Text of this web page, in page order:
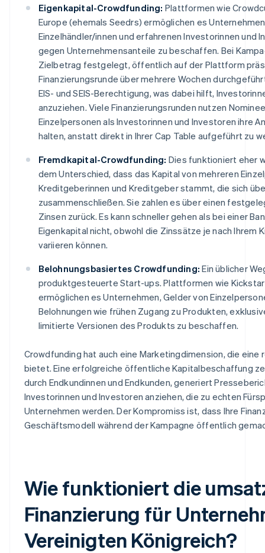
Eigenkapital-Crowdfunding: Plattformen wie
Europe (ehemals Seedrs) ermöglichen es
Einzelhändler/innen und erfahrenen Investorinnen und
gegen Unternehmensanteile zu beschaffen. Bei
Zielbetrag festgelegt, öffentlich auf der Plattform
Finanzierungsrunde über mehrere Wochen
EIS- und SEIS-Berechtigung, was dabei hilft,
anzuziehen. Viele Finanzierungsrunden nutzen
Einzelpersonen als Investorinnen und Investoren ihre
halten, anstatt direkt in Ihrer Cap Table aufgeführt zu
Fremdkapital-Crowdfunding: Dies funktioniert eher
dem Unterschied, dass das Kapital von mehreren
Kreditgeberinnen und Kreditgeber stammt, die sich
zusammenschließen. Sie zahlen es über einen
Zinsen zurück. Es kann schneller gehen als bei einer
Eigenkapital nicht, obwohl die Zinssätze je nach Ihrem
variieren können.
Belohnungsbasiertes Crowdfunding: Ein üblicher
produktgesteuerte Start-ups. Plattformen wie
ermöglichen es Unternehmen, Gelder von
Belohnungen wie frühen Zugang zu Produkten,
limitierte Versionen des Produkts zu beschaffen.
Crowdfunding hat auch eine Marketingdimension, die eine
bietet. Eine erfolgreiche öffentliche Kapitalbeschaffung
durch Endkundinnen und Endkunden, generiert
Investorinnen und Investoren anziehen, die zu echten
Unternehmen werden. Der Kompromiss ist, dass Ihre
Geschäftsmodell während der Kampagne öffentlich
Wie funktioniert die
Finanzierung für
Vereinigten Königreich?